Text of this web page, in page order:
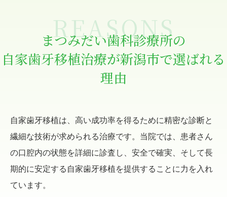
REASONS
まつみだい歯科診療所の
自家歯牙移植治療が新潟市で選ばれる
理由
自家歯牙移植は、高い成功率を得るために精密な診断と
繊細な技術が求められる治療です。 当院では、患者さん
の口腔内の状態を詳細に診査し、 安全で確実、そして長
期的に安定する自家歯牙移植を提供することに力を入れ
ています。